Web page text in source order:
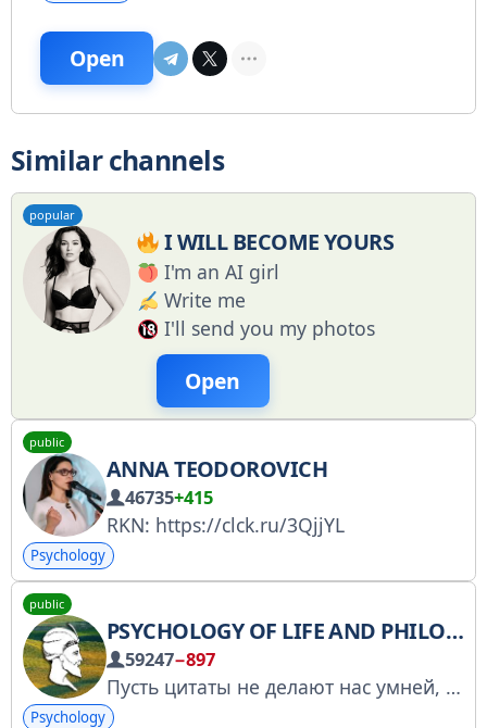
Open
Similar channels
popular
I WILL BECOME YOURS
I'm an AI girl
Write me
I'll send you my photos
Open
public
ANNA TEODOROVICH
46735+415
RKN: https://clck.ru/3QjjYL
Psychology
public
PSYCHOLOGY OF LIFE AND PHILOSOPHY
59247−897
Пусть цитаты не делают нас умней, но некоторые из них заставляют задуматься о чем-то..
Psychology